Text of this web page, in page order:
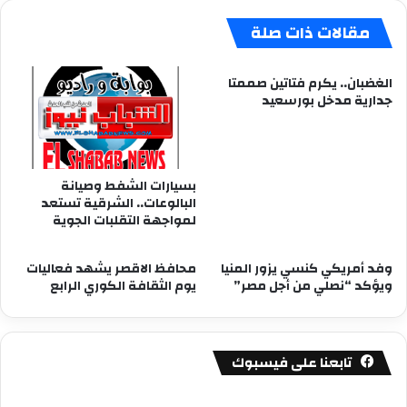
مقالات ذات صلة
الغضبان.. يكرم فتاتين صممتا
جدارية مدخل بورسعيد
بسيارات الشفط وصيانة
البالوعات.. الشرقية تستعد
لمواجهة التقلبات الجوية
وفد أمريكي كنسي يزور المنيا
ويؤكد “نصلي من أجل مصر”
محافظ الاقصر يشهد فعاليات
يوم الثقافة الكوري الرابع
تابعنا على فيسبوك